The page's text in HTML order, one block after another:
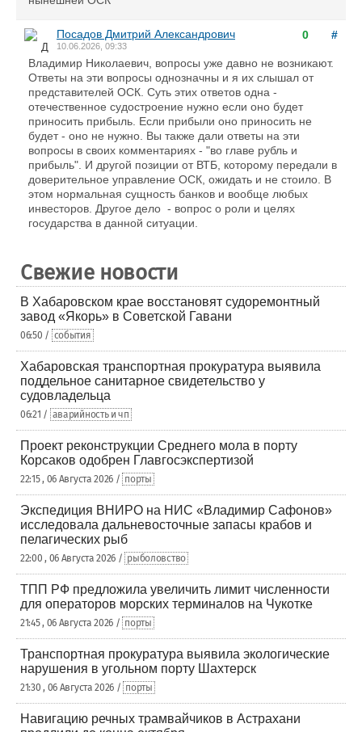
0 #
Посадов Дмитрий Александрович
10.06.2026, 09:33
Владимир Николаевич, вопросы уже давно не возникают.
Ответы на эти вопросы однозначны и я их слышал от
представителей ОСК. Суть этих ответов одна -
отечественное судостроение нужно если оно будет
приносить прибыль. Если прибыли оно приносить не
будет - оно не нужно. Вы также дали ответы на эти
вопросы в своих комментариях - "во главе рубль и
прибыль". И другой позиции от ВТБ, которому передали в
доверительное управление ОСК, ожидать и не стоило. В
этом нормальная сущность банков и вообще любых
инвесторов. Другое дело - вопрос о роли и целях
государства в данной ситуации.
Свежие новости
В Хабаровском крае восстановят судоремонтный
завод «Якорь» в Советской Гавани
06:50 / события
Хабаровская транспортная прокуратура выявила
поддельное санитарное свидетельство у
судовладельца
06:21 / аварийность и чп
Проект реконструкции Среднего мола в порту
Корсаков одобрен Главгосэкспертизой
22:15 , 06 Августа 2026 / порты
Экспедиция ВНИРО на НИС «Владимир Сафонов»
исследовала дальневосточные запасы крабов и
пелагических рыб
22:00 , 06 Августа 2026 / рыболовство
ТПП РФ предложила увеличить лимит численности
для операторов морских терминалов на Чукотке
21:45 , 06 Августа 2026 / порты
Транспортная прокуратура выявила экологические
нарушения в угольном порту Шахтерск
21:30 , 06 Августа 2026 / порты
Навигацию речных трамвайчиков в Астрахани